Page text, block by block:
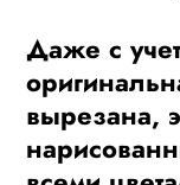
Даже с
вырезана,